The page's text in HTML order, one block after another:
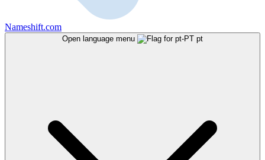
Nameshift.com
Open language menu pt